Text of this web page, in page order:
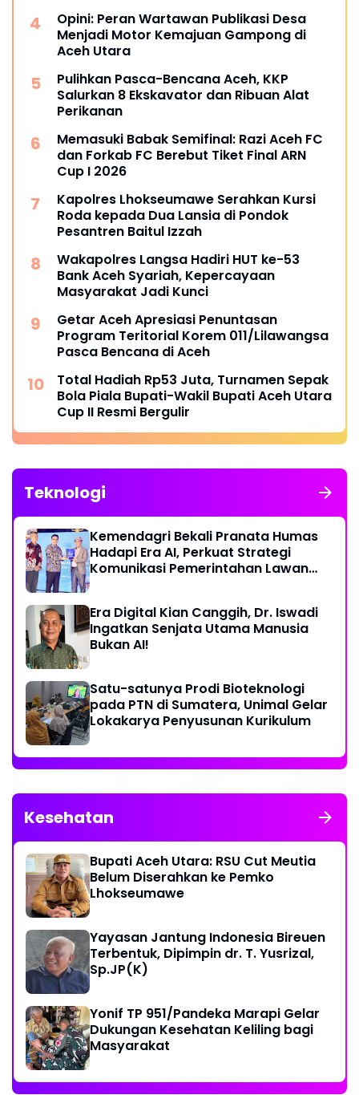
Opini: Peran Wartawan Publikasi Desa
Menjadi Motor Kemajuan Gampong di
Aceh Utara
Pulihkan Pasca-Bencana Aceh, KKP
Salurkan 8 Ekskavator dan Ribuan Alat
Perikanan
Memasuki Babak Semifinal: Razi Aceh FC
dan Forkab FC Berebut Tiket Final ARN
Cup I 2026
Kapolres Lhokseumawe Serahkan Kursi
Roda kepada Dua Lansia di Pondok
Pesantren Baitul Izzah
Wakapolres Langsa Hadiri HUT ke-53
Bank Aceh Syariah, Kepercayaan
Masyarakat Jadi Kunci
Getar Aceh Apresiasi Penuntasan
Program Teritorial Korem 011/Lilawangsa
Pasca Bencana di Aceh
Total Hadiah Rp53 Juta, Turnamen Sepak
Bola Piala Bupati-Wakil Bupati Aceh Utara
Cup II Resmi Bergulir
Teknologi
Kemendagri Bekali Pranata Humas
Hadapi Era AI, Perkuat Strategi
Komunikasi Pemerintahan Lawan
Era Digital Kian Canggih, Dr. Iswadi
Ingatkan Senjata Utama Manusia
Bukan AI!
Satu-satunya Prodi Bioteknologi
pada PTN di Sumatera, Unimal Gelar
Lokakarya Penyusunan Kurikulum
Kesehatan
Bupati Aceh Utara: RSU Cut Meutia
Belum Diserahkan ke Pemko
Lhokseumawe
Yayasan Jantung Indonesia Bireuen
Terbentuk, Dipimpin dr. T. Yusrizal,
Sp.JP(K)
Yonif TP 951/Pandeka Marapi Gelar
Dukungan Kesehatan Keliling bagi
Masyarakat